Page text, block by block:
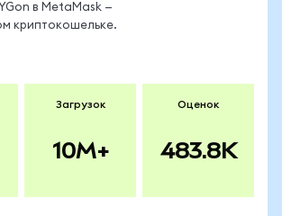
в MetaMask —
криптокошельке.
Загрузок
10M+
Оценок
483.8K